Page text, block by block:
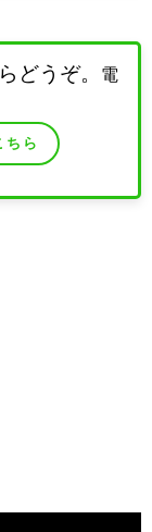
どうぞ。
電
ちら